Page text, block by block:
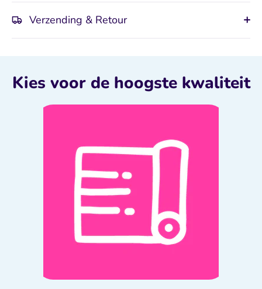
Verzending & Retour
Kies voor de hoogste kwaliteit